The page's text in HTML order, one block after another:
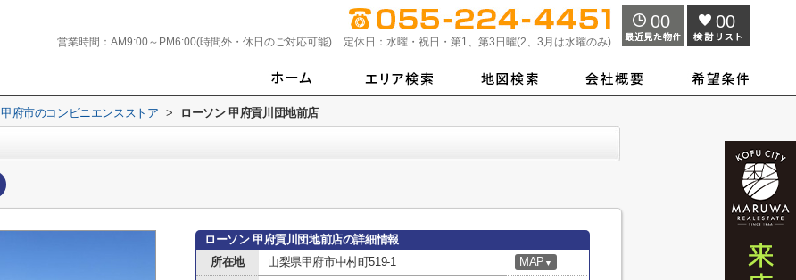
営業時間： AM9:00～PM6:00(時間外・休日のご対応可能) 定休日： 水曜・祝日・第1、第3日曜(2、3月は水曜のみ)
00 00
甲府市のコンビニエンスストア > ローソン 甲府貢川団地前店
ローソン 甲府貢川団地前店の詳細情報
所在地
山梨県甲府市中村町519-1 MAP ▼